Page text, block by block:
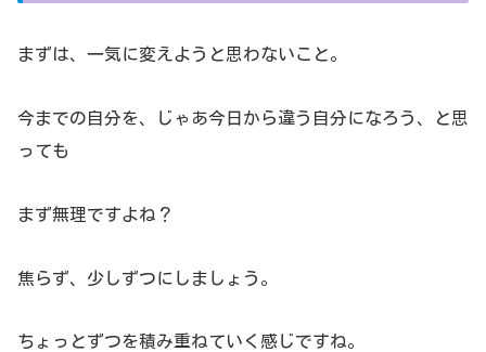
まずは、一気に変えようと思わないこと。
今までの自分を、じゃあ今日から違う自分になろう、と思
っても
まず無理ですよね？
焦らず、少しずつにしましょう。
ちょっとずつを積み重ねていく感じですね。